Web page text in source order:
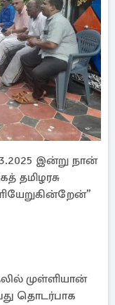
இன்று நான்
தமிழரசு
முள்ளியான்
தொடர்பாக